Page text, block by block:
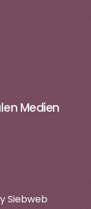
Medien
Siebweb